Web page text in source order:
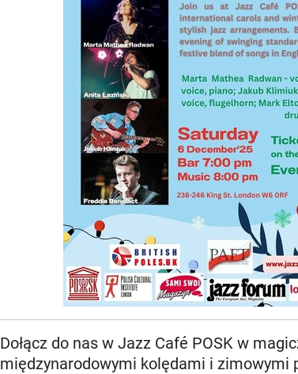
Dołącz do nas w Jazz Café POSK w
międzynarodowymi kolędami i zimowymi